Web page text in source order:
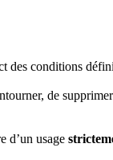
des conditions
de
d’un usage